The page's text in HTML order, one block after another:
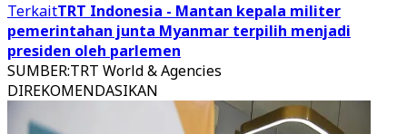
TerkaitTRT Indonesia - Mantan kepala militer
pemerintahan junta Myanmar terpilih menjadi
presiden oleh parlemen
SUMBER:TRT World & Agencies
DIREKOMENDASIKAN